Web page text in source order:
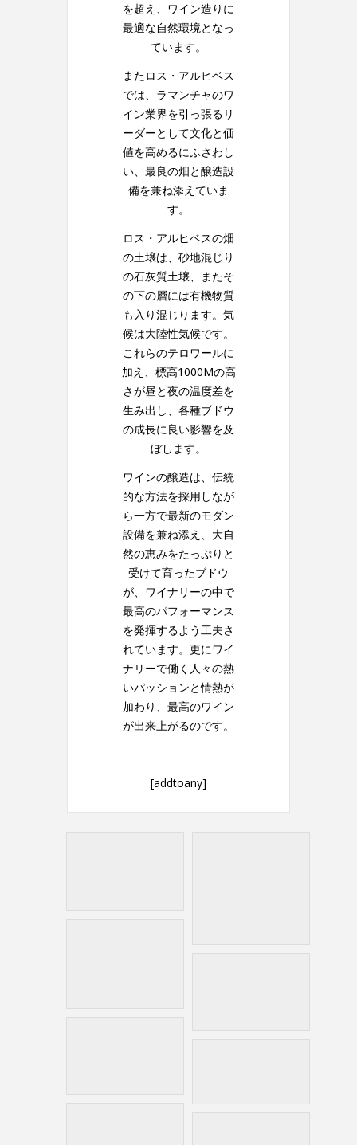
を超え、ワイン造りに
最適な自然環境となっ
ています。
またロス・アルヒベス
では、ラマンチャのワ
イン業界を引っ張るリ
ーダーとして文化と価
値を高めるにふさわし
い、最良の畑と醸造設
備を兼ね添えていま
す。
ロス・アルヒベスの畑
の土壌は、砂地混じり
の石灰質土壌、またそ
の下の層には有機物質
も入り混じります。気
候は大陸性気候です。
これらのテロワールに
加え、標高1000Mの高
さが昼と夜の温度差を
生み出し、各種ブドウ
の成長に良い影響を及
ぼします。
ワインの醸造は、伝統
的な方法を採用しなが
ら一方で最新のモダン
設備を兼ね添え、大自
然の恵みをたっぷりと
受けて育ったブドウ
が、ワイナリーの中で
最高のパフォーマンス
を発揮するよう工夫さ
れています。更にワイ
ナリーで働く人々の熱
いパッションと情熱が
加わり、最高のワイン
が出来上がるのです。
[addtoany]